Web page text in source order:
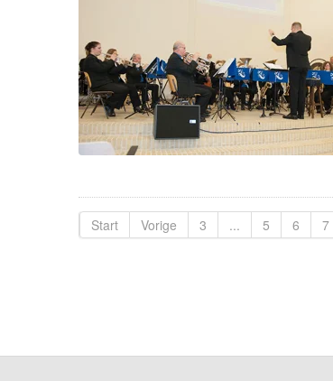
Start Vorige 3 ... 5 6 7